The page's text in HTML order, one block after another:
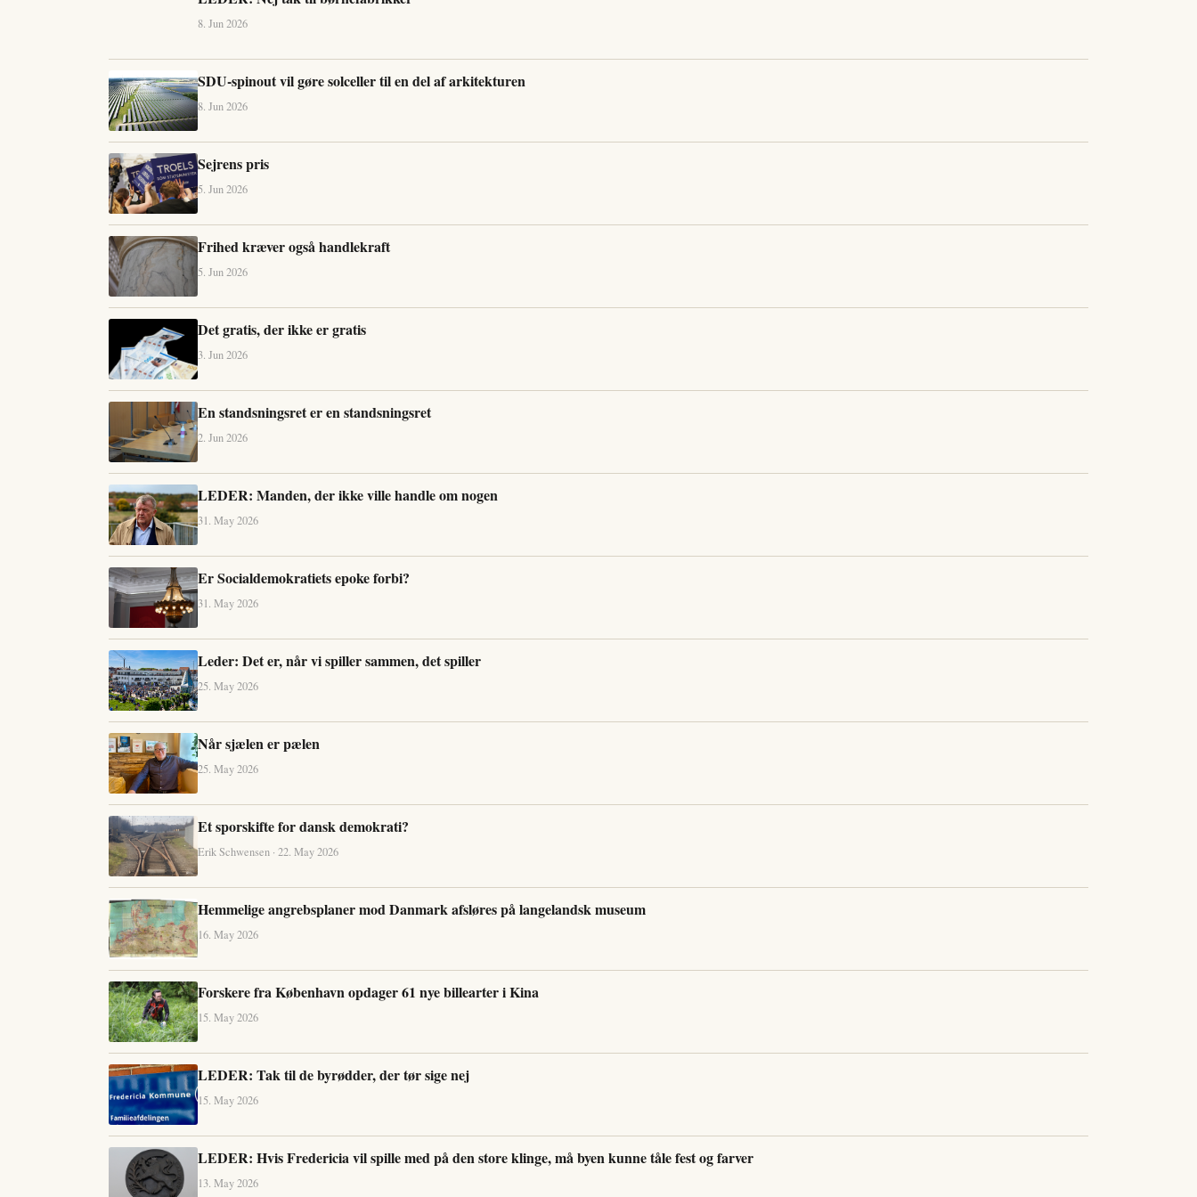
8. Jun 2026
SDU-spinout vil gøre solceller til en del af arkitekturen
8. Jun 2026
Sejrens pris
5. Jun 2026
Frihed kræver også handlekraft
5. Jun 2026
Det gratis, der ikke er gratis
3. Jun 2026
En standsningsret er en standsningsret
2. Jun 2026
LEDER: Manden, der ikke ville handle om nogen
31. May 2026
Er Socialdemokratiets epoke forbi?
31. May 2026
Leder: Det er, når vi spiller sammen, det spiller
25. May 2026
Når sjælen er pælen
25. May 2026
Et sporskifte for dansk demokrati?
Erik Schwensen · 22. May 2026
Hemmelige angrebsplaner mod Danmark afsløres på langelandsk museum
16. May 2026
Forskere fra København opdager 61 nye billearter i Kina
15. May 2026
LEDER: Tak til de byrødder, der tør sige nej
15. May 2026
LEDER: Hvis Fredericia vil spille med på den store klinge, må byen kunne tåle fest og farver
13. May 2026